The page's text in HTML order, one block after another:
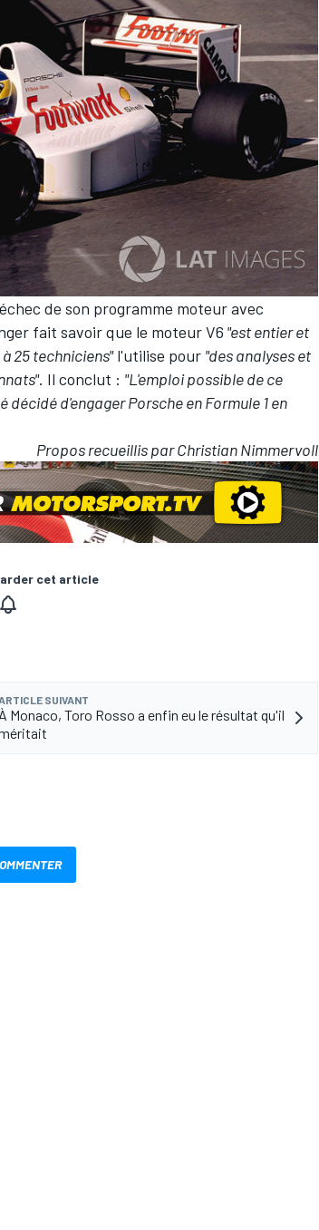
de son programme moteur avec
fait savoir que le moteur V6 "est entier et
à 25 techniciens"l'utilise pour "des analyses et
. Il conclut : "L'emploi possible de ce
d'engager Porsche en Formule 1 en
Propos recueillis par Christian Nimmervoll
cet article
SUIVANT
À Monaco, Toro Rosso a enfin eu le résultat qu'il